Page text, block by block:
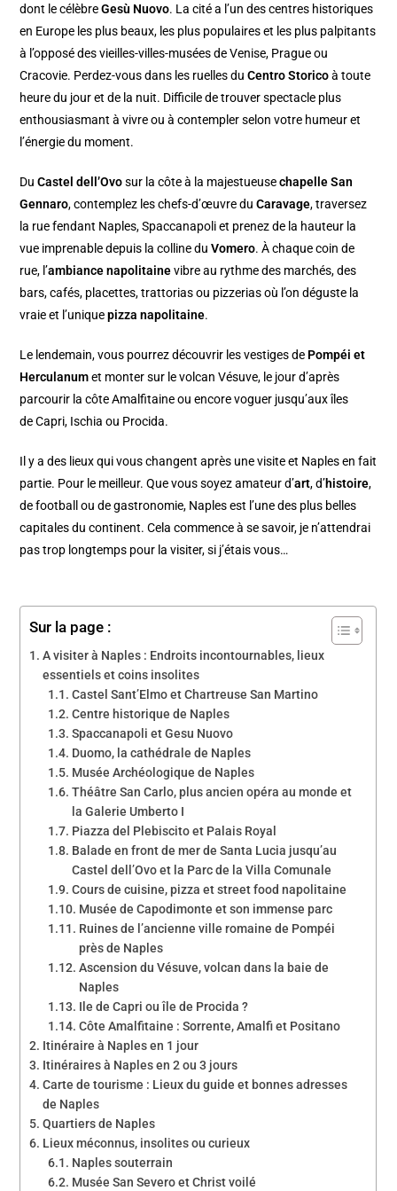
dont le célèbreGesù Nuovo. La cité a l’un des centres historiques
en Europe les plus beaux, les plus populaires et les plus palpitants
à l’opposé des vieilles-villes-musées de Venise, Prague ou
Cracovie. Perdez-vous dans les ruelles duCentro Storicoà toute
heure du jour et de la nuit. Difficile de trouver spectacle plus
enthousiasmant à vivre ou à contempler selon votre humeur et
l’énergie du moment.
DuCastel dell’Ovosur la côte à la majestueusechapelle San
Gennaro, contemplez les chefs-d’œuvre duCaravage, traversez
la rue fendant Naples, Spaccanapoli et prenez de la hauteur la
vue imprenable depuis la colline duVomero. À chaque coin de
rue, l’ambiance napolitainevibre au rythme des marchés, des
bars, cafés, placettes, trattorias ou pizzerias où l’on déguste la
vraie et l’uniquepizza napolitaine.
Le lendemain, vous pourrez découvrir les vestiges de Pompéi et
Herculanumet monter sur le volcan Vésuve, le jour d’après
parcourir la côte Amalfitaine ou encore voguer jusqu’aux îles
de Capri, Ischia ou Procida.
Il y a des lieux qui vous changent après une visite et Naples en fait
partie. Pour le meilleur. Que vous soyez amateur d’art, d’histoire,
de football ou de gastronomie, Naples est l’une des plus belles
capitales du continent. Cela commence à se savoir, je n’attendrai
pas trop longtemps pour la visiter, si j’étais vous…
Sur la page :
A visiter à Naples : Endroits incontournables, lieux
essentiels et coins insolites
Castel Sant’Elmo et Chartreuse San Martino
Centre historique de Naples
Spaccanapoli et Gesu Nuovo
Duomo, la cathédrale de Naples
Musée Archéologique de Naples
Théâtre San Carlo, plus ancien opéra au monde et
la Galerie Umberto I
Piazza del Plebiscito et Palais Royal
Balade en front de mer de Santa Lucia jusqu’au
Castel dell’Ovo et la Parc de la Villa Comunale
Cours de cuisine, pizza et street food napolitaine
Musée de Capodimonte et son immense parc
Ruines de l’ancienne ville romaine de Pompéi
près de Naples
Ascension du Vésuve, volcan dans la baie de
Naples
Ile de Capri ou île de Procida ?
Côte Amalfitaine : Sorrente, Amalfi et Positano
Itinéraire à Naples en 1 jour
Itinéraires à Naples en 2 ou 3 jours
Carte de tourisme : Lieux du guide et bonnes adresses
de Naples
Quartiers de Naples
Lieux méconnus, insolites ou curieux
Naples souterrain
Musée San Severo et Christ voilé